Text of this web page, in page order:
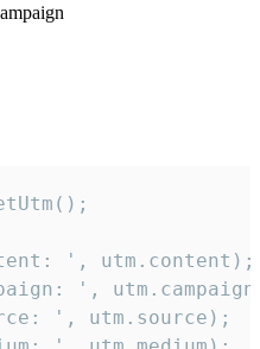
', utm.content);
',
', utm.source);